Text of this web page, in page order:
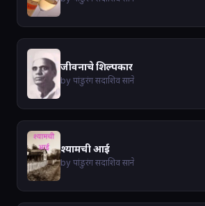
जीवनाचे शिल्पकार
by पांडुरंग सदाशिव साने
श्यामची आई
by पांडुरंग सदाशिव साने